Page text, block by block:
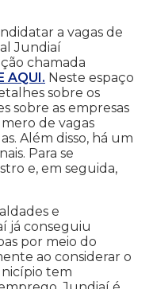
a vagas de
Jundiaí
chamada
AQUI . Neste espaço
sobre os
sobre as empresas
de vagas
Além disso, há um
Para se
e, em seguida,
e
já conseguiu
por meio do
ao considerar o
tem